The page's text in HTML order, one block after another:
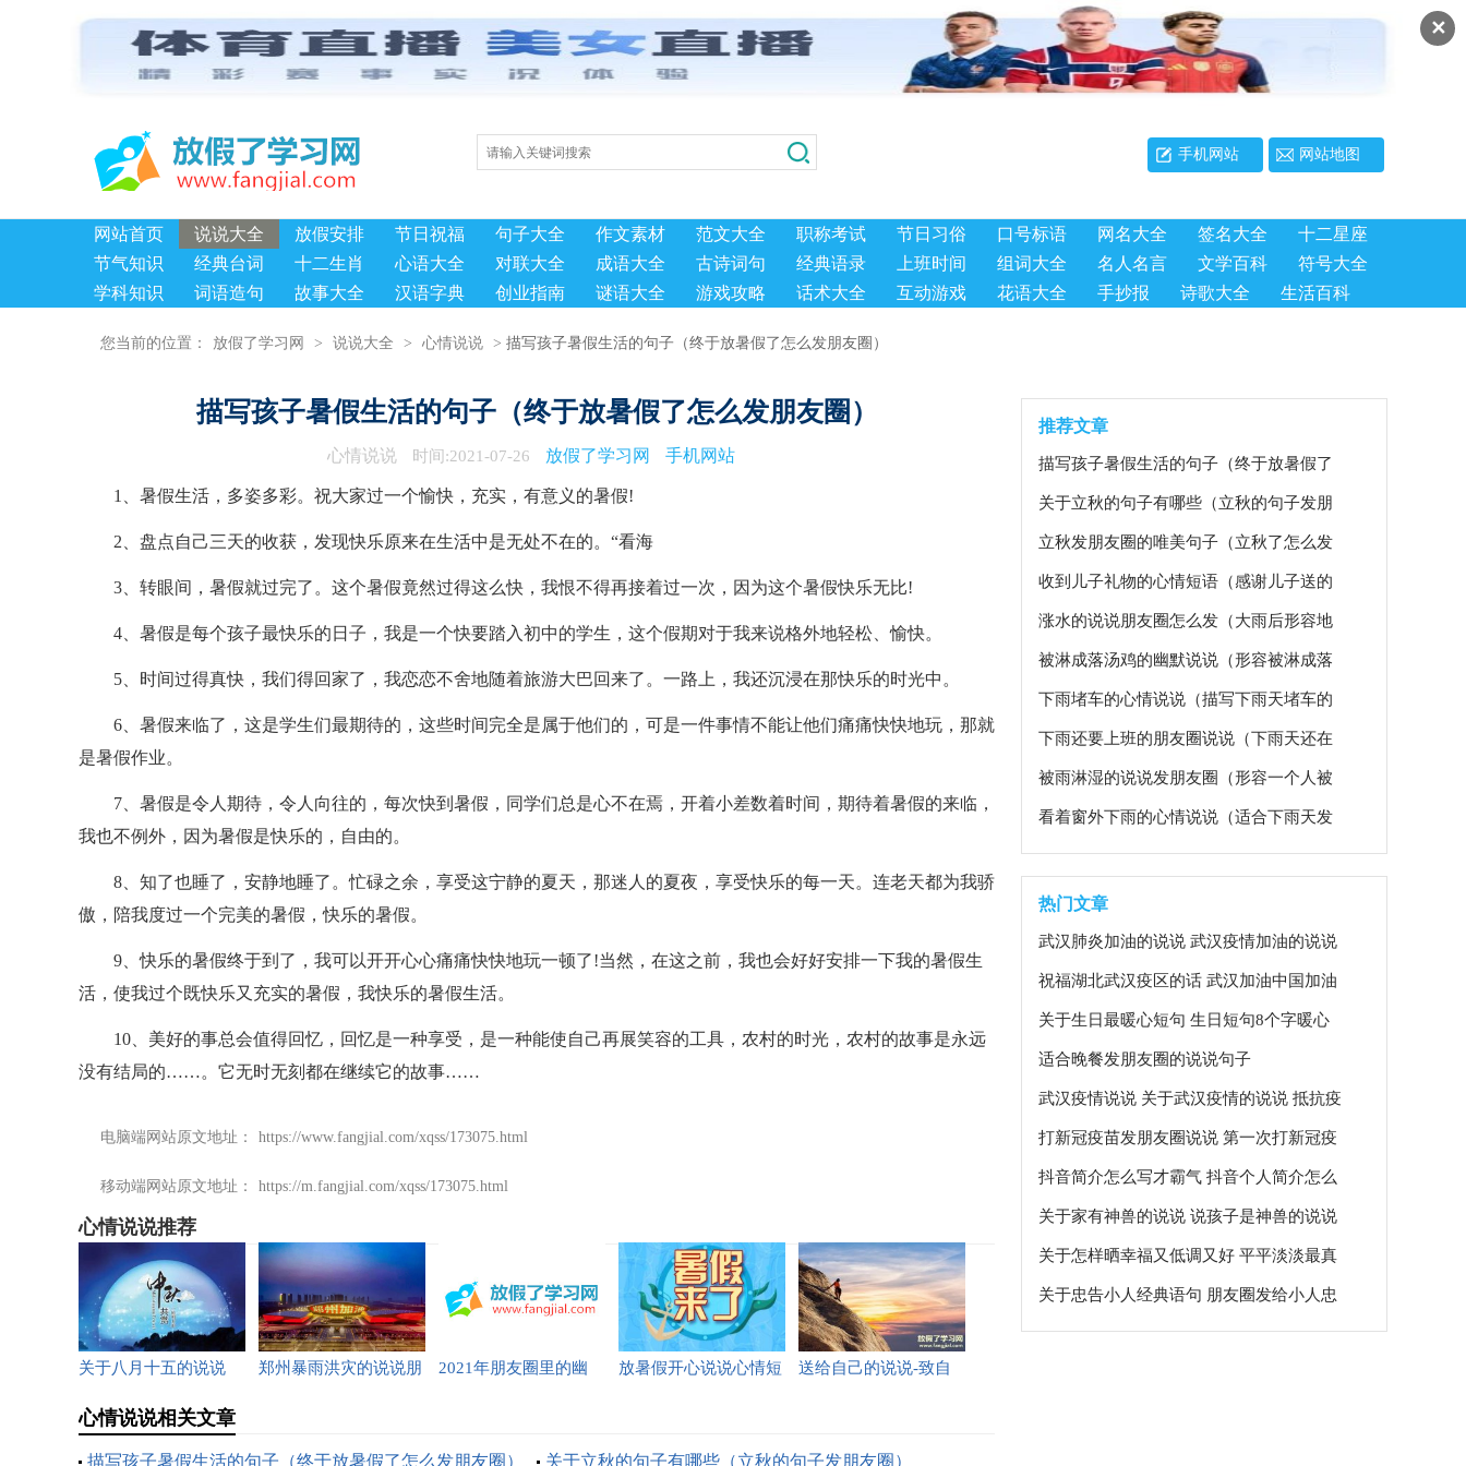
✕
手机网站 网站地图
网站首页 说说大全 放假安排 节日祝福 句子大全 作文素材 范文大全 职称考试 节日习俗 口号标语 网名大全 签名大全
十二星座
节气知识
经典台词 十二生肖 心语大全 对联大全 成语大全 古诗词句 经典语录 上班时间 组词大全 名人名言 文学百科
符号大全
学科知识
词语造句 故事大全 汉语字典 创业指南 谜语大全 游戏攻略 话术大全 互动游戏 花语大全 手抄报 诗歌大全 生活百科
您当前的位置： 放假了学习网 > 说说大全 > 心情说说 > 描写孩子暑假生活的句子（终于放暑假了怎么发朋友圈）
描写孩子暑假生活的句子（终于放暑假了怎么发朋友圈）
心情说说 时间:2021-07-26 放假了学习网 手机网站
1、暑假生活，多姿多彩。祝大家过一个愉快，充实，有意义的暑假!
2、盘点自己三天的收获，发现快乐原来在生活中是无处不在的。“看海
3、转眼间，暑假就过完了。这个暑假竟然过得这么快，我恨不得再接着过一次，因为这个暑假快乐无比!
4、暑假是每个孩子最快乐的日子，我是一个快要踏入初中的学生，这个假期对于我来说格外地轻松、愉快。
5、时间过得真快，我们得回家了，我恋恋不舍地随着旅游大巴回来了。一路上，我还沉浸在那快乐的时光中。
6、暑假来临了，这是学生们最期待的，这些时间完全是属于他们的，可是一件事情不能让他们痛痛快快地玩，那就
是暑假作业。
7、暑假是令人期待，令人向往的，每次快到暑假，同学们总是心不在焉，开着小差数着时间，期待着暑假的来临，
我也不例外，因为暑假是快乐的，自由的。
8、知了也睡了，安静地睡了。忙碌之余，享受这宁静的夏天，那迷人的夏夜，享受快乐的每一天。连老天都为我骄
傲，陪我度过一个完美的暑假，快乐的暑假。
9、快乐的暑假终于到了，我可以开开心心痛痛快快地玩一顿了!当然，在这之前，我也会好好安排一下我的暑假生
活，使我过个既快乐又充实的暑假，我快乐的暑假生活。
10、美好的事总会值得回忆，回忆是一种享受，是一种能使自己再展笑容的工具，农村的时光，农村的故事是永远
没有结局的……。它无时无刻都在继续它的故事……
电脑端网站原文地址： https://www.fangjial.com/xqss/173075.html
移动端网站原文地址： https://m.fangjial.com/xqss/173075.html
心情说说推荐
关于八月十五的说说
福语）
郑州暴雨洪灾的说说朋
2021年朋友圈里的幽
放暑假开心说说心情短
送给自己的说说-致自
心情说说相关文章
描写孩子暑假生活的句子（终于放暑假了怎么发朋友圈） 关于立秋的句子有哪些（立秋的句子发朋友圈）
推荐文章
描写孩子暑假生活的句子（终于放暑假了
关于立秋的句子有哪些（立秋的句子发朋
立秋发朋友圈的唯美句子（立秋了怎么发
收到儿子礼物的心情短语（感谢儿子送的
涨水的说说朋友圈怎么发（大雨后形容地
被淋成落汤鸡的幽默说说（形容被淋成落
下雨堵车的心情说说（描写下雨天堵车的
下雨还要上班的朋友圈说说（下雨天还在
被雨淋湿的说说发朋友圈（形容一个人被
看着窗外下雨的心情说说（适合下雨天发
热门文章
武汉肺炎加油的说说 武汉疫情加油的说说
祝福湖北武汉疫区的话 武汉加油中国加油
关于生日最暖心短句 生日短句8个字暖心
适合晚餐发朋友圈的说说句子
武汉疫情说说 关于武汉疫情的说说 抵抗疫
打新冠疫苗发朋友圈说说 第一次打新冠疫
抖音简介怎么写才霸气 抖音个人简介怎么
关于家有神兽的说说 说孩子是神兽的说说
关于怎样晒幸福又低调又好 平平淡淡最真
关于忠告小人经典语句 朋友圈发给小人忠